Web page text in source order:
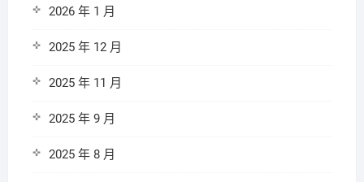
2026 年 1 月
2025 年 12 月
2025 年 11 月
2025 年 9 月
2025 年 8 月